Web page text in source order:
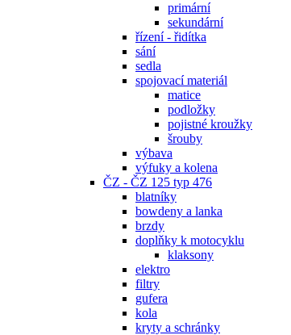
primární
sekundární
řízení - řidítka
sání
sedla
spojovací materiál
matice
podložky
pojistné kroužky
šrouby
výbava
výfuky a kolena
ČZ - ČZ 125 typ 476
blatníky
bowdeny a lanka
brzdy
doplňky k motocyklu
klaksony
elektro
filtry
gufera
kola
kryty a schránky